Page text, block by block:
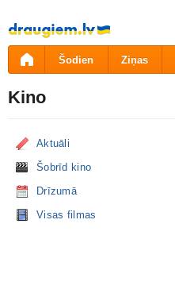
Pāriet
uz
saturu
Šodien Ziņas
Kino
Aktuāli
Šobrīd kino
Drīzumā
Visas filmas